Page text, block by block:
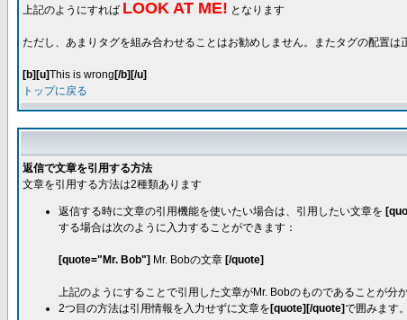
上記のようにすれば LOOK AT ME! となります
ただし、あまりタグを組み合わせることはお勧めしません。またタグの配置
[b][u]This is wrong [/b][/u]
トップに戻る
返信で文章を引用する方法
文章を引用する方法は2種類あります
返信する時に文章の引用機能を使いたい場合は、引用したい文章を
する場合は次のように入力することができます：
[quote="Mr. Bob"] Mr. Bobの文章 [/quote]
上記のようにすることで引用した文章がMr. Bobのものであることが分
2つ目の方法は引用情報を入力せずに文章を [quote][/quote]で囲みます